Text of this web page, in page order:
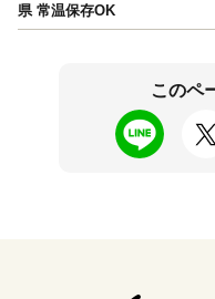
県 常温保存OK
このペ